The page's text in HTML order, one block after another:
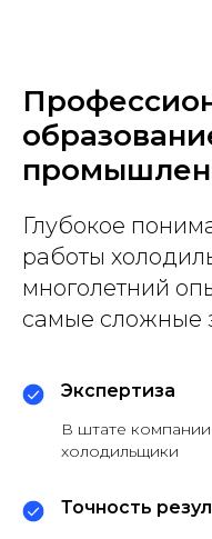
Глубокое
работы
многолетний
самые сложные
Экспертиза
В штате
холодильщики
Точность